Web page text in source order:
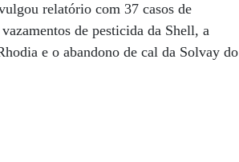
relatório com 37 casos de
de pesticida da Shell, a
e o abandono de cal da Solvay do